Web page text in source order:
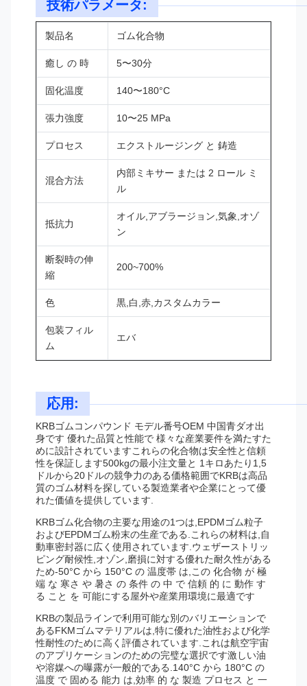
技術パラメータ:
製品名 ゴム化合物
癒し の 時 5〜30分
固化温度 140〜180°C
張力強度 10〜25 MPa
プロセス エクストルージング と 鋳造
混合方法
内部ミキサー または 2 ロール ミ
ル
抵抗力
オイル,アブラージョン,気象,オゾ
ン
断裂時の伸
縮
200~700%
色 黒,白,赤,カスタムカラー
包装フィル
ム
エバ
応用:
KRBゴムコンパウンド モデル番号OEM 中国青ダオ出
身です 優れた品質と性能で 様々な産業要件を満たすた
めに設計されていますこれらの化合物は安全性と信頼
性を保証します500kgの最小注文量と 1キロあたり1,5
ドルから20ドルの競争力のある価格範囲でKRBは高品
質のゴム材料を探している製造業者や企業にとって優
れた価値を提供しています.
KRBゴム化合物の主要な用途の1つは,EPDMゴム粒子
およびEPDMゴム粉末の生産である.これらの材料は,自
動車密封器に広く使用されています.ウェザーストリッ
ピング耐候性,オゾン,磨損に対する優れた耐久性がある
ため-50°C から 150°C の 温度帯 は,この 化合物 が 極
端 な 寒さ や 暑さ の 条件 の 中 で 信頼 的 に 動作 す
る こと を 可能にする屋外や産業用環境に最適です
KRBの製品ラインで利用可能な別のバリエーションで
あるFKMゴムマテリアルは,特に優れた油性および化学
性耐性のために高く評価されています.これは航空宇宙
のアプリケーションのための完璧な選択です激しい油
や溶媒への曝露が一般的である.140°C から 180°C の
温度 で 固める 能力 は,効率 的 な 製造 プロセス と 一